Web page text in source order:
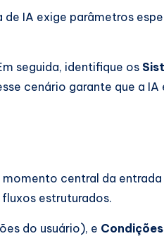
IA exige parâmetros
seguida, identifique os
cenário garante que a
central da
estruturados.
do usuário), e